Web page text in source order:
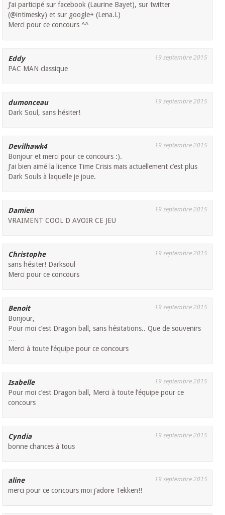
J’ai participé sur facebook (Laurine Bayet), sur twitter
(@intimesky) et sur google+ (Lena.L)
Merci pour ce concours ^^
Eddy 19 septembre 2015
PAC MAN classique
dumonceau 19 septembre 2015
Dark Soul, sans hésiter!
Devilhawk4 19 septembre 2015
Bonjour et merci pour ce concours :).
J’ai bien aimé la licence Time Crisis mais actuellement c’est plus
Dark Souls à laquelle je joue.
Damien 19 septembre 2015
VRAIMENT COOL D AVOIR CE JEU
Christophe 19 septembre 2015
sans hésiter! Darksoul
Merci pour ce concours
Benoit 19 septembre 2015
Bonjour,
Pour moi c’est Dragon ball, sans hésitations.. Que de souvenirs
Merci à toute l’équipe pour ce concours
Isabelle 19 septembre 2015
Pour moi c’est Dragon ball, Merci à toute l’équipe pour ce
concours
Cyndia 19 septembre 2015
bonne chances à tous
aline 19 septembre 2015
merci pour ce concours moi j’adore Tekken!!